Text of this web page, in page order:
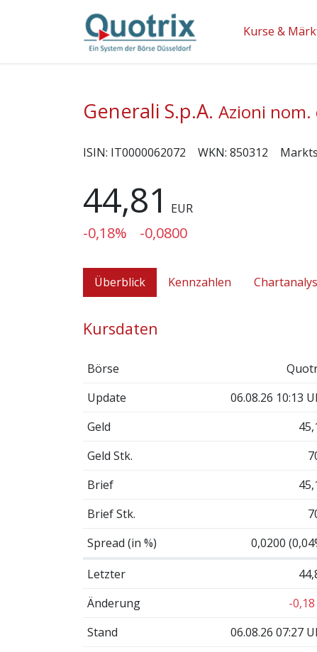
Kurse &
Generali S.p.A. Azioni nom.
ISIN: IT0000062072 WKN: 850312
44,81 EUR
-0,18% -0,0800
Überblick Kennzahlen
Kursdaten
Börse
Update
06.08.26 10:13
Geld
Geld Stk.
Brief
Brief Stk.
Spread (in %)
0,0200
Letzter
Änderung
-0,18
Stand
06.08.26 07:27